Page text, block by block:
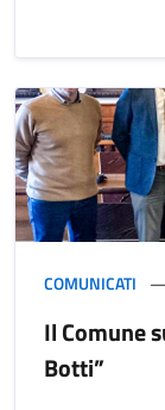
COMUNICATI
Il Comune
Botti”